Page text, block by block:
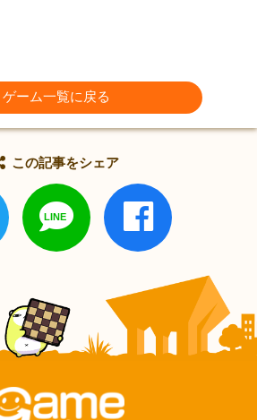
ゲーム一覧に戻る
この記事をシェア